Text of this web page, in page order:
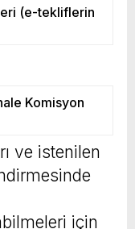
(e-tekliflerin
Komisyon
ve istenilen
için